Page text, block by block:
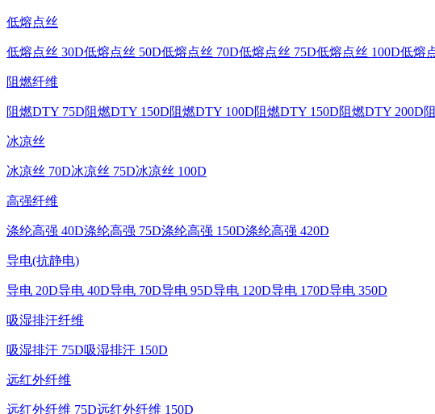
低熔点丝
低熔点丝 30D低熔点丝 50D低熔点丝 70D低熔点丝 75D低熔点丝 100D低熔
阻燃纤维
阻燃DTY 75D阻燃DTY 150D阻燃DTY 100D阻燃DTY 150D阻燃DTY 200D
冰凉丝
冰凉丝 70D冰凉丝 75D冰凉丝 100D
高强纤维
涤纶高强 40D涤纶高强 75D涤纶高强 150D涤纶高强 420D
导电(抗静电)
导电 20D导电 40D导电 70D导电 95D导电 120D导电 170D导电 350D
吸湿排汗纤维
吸湿排汗 75D吸湿排汗 150D
远红外纤维
远红外纤维 75D远红外纤维 150D